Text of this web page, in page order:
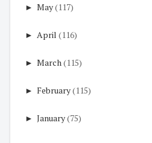
► May(117)
► April (116)
► March (115)
► February(115)
► January(75)